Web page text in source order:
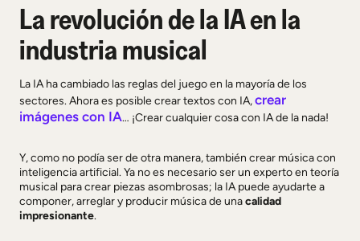
La revolución de la IA en la
industria musical
La IA ha cambiado las reglas del juego en la mayoría de los
sectores. Ahora es posible crear textos con IA,crear
imágenes con IA… ¡Crear cualquier cosa con IA de la nada!
Y, como no podía ser de otra manera, también crear música con
inteligencia artificial. Ya no es necesario ser un experto en teoría
musical para crear piezas asombrosas; la IA puede ayudarte a
componer, arreglar y producir música de unacalidad
impresionante.